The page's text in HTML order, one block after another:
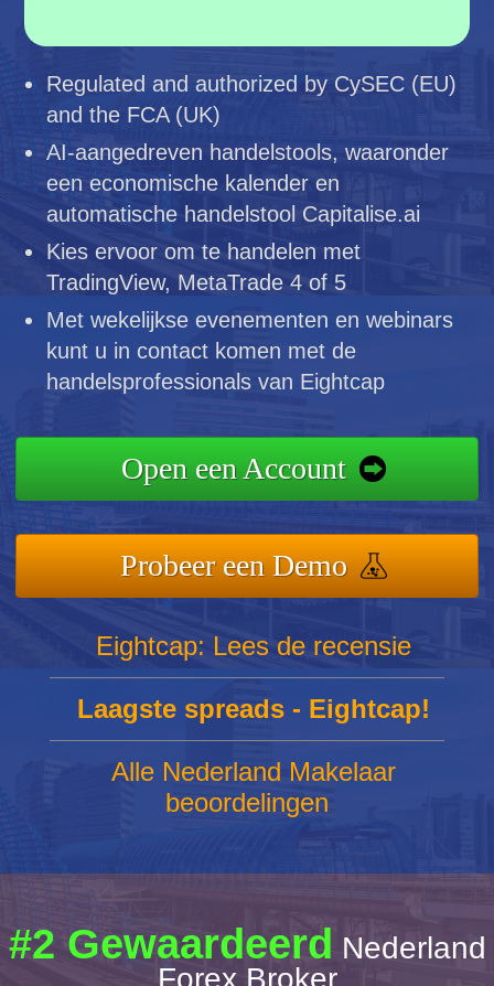
Regulated and authorized by CySEC (EU)
and the FCA (UK)
AI-aangedreven handelstools, waaronder
een economische kalender en
automatische handelstool Capitalise.ai
Kies ervoor om te handelen met
TradingView, MetaTrade 4 of 5
Met wekelijkse evenementen en webinars
kunt u in contact komen met de
handelsprofessionals van Eightcap
Open een Account
Probeer een Demo
Eightcap: Lees de recensie
Laagste spreads - Eightcap!
Alle Nederland Makelaar
beoordelingen
#2 Gewaardeerd Nederland
Forex Broker